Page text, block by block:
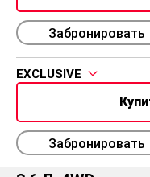
Забронировать
EXCLUSIVE
Забронировать